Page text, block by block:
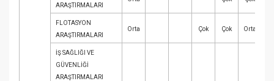
ARAŞTIRMALARI
FLOTASYON
ARAŞTIRMALARI
Orta Çok Çok Orta
İŞ SAĞLIĞI VE
GÜVENLİĞİ
ARAŞTIRMALARI